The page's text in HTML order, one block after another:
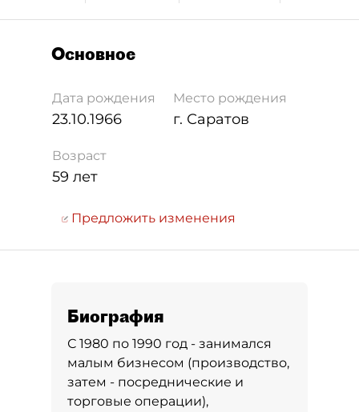
Основное
Дата рождения
23.10.1966
Место рождения
г. Саратов
Возраст
59 лет
Предложить изменения
Биография
С 1980 по 1990 год - занимался
малым бизнесом (производство,
затем - посреднические и
торговые операции),